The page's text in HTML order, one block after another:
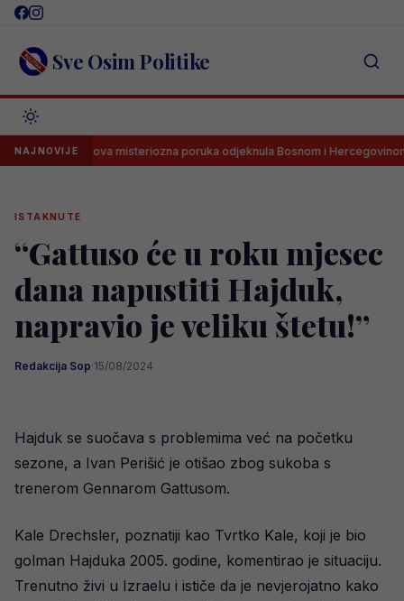
Skip
content Sve Osim Politike
NAJNOVIJEmisteriozna poruka odjeknula Bosnom i Hercegovinom
ISTAKNUTE
“Gattuso će u roku mjesec
dana napustiti Hajduk,
napravio je veliku štetu!”
Redakcija Sop·15/08/2024
Hajduk se suočava s problemima već na početku
sezone, a Ivan Perišić je otišao zbog sukoba s
trenerom Gennarom Gattusom.
Kale Drechsler, poznatiji kao Tvrtko Kale, koji je bio
golman Hajduka 2005. godine, komentirao je situaciju.
Trenutno živi u Izraelu i ističe da je nevjerojatno kako